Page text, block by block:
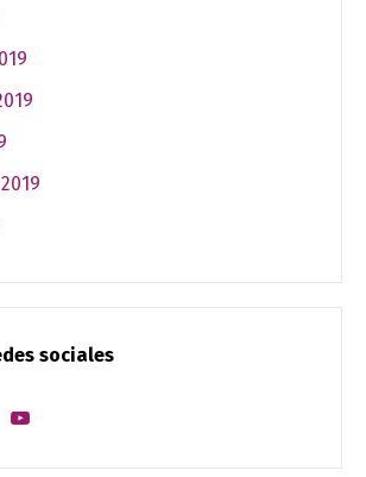
sociales